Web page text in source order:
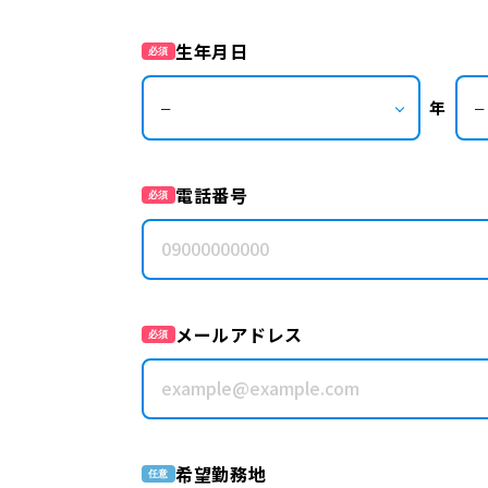
必須 生年月日
年
必須 電話番号
必須 メールアドレス
任意 希望勤務地